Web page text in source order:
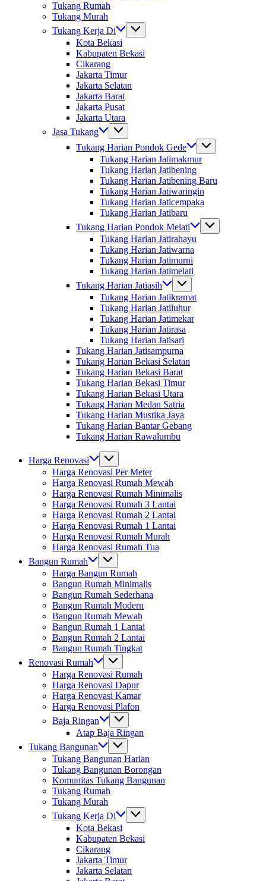
Tukang Rumah
Tukang Murah
Tukang Kerja Di
Kota Bekasi
Kabupaten Bekasi
Cikarang
Jakarta Timur
Jakarta Selatan
Jakarta Barat
Jakarta Pusat
Jakarta Utara
Jasa Tukang
Tukang Harian Pondok Gede
Tukang Harian Jatimakmur
Tukang Harian Jatibening
Tukang Harian Jatibening Baru
Tukang Harian Jatiwaringin
Tukang Harian Jaticempaka
Tukang Harian Jatibaru
Tukang Harian Pondok Melati
Tukang Harian Jatirahayu
Tukang Harian Jatiwarna
Tukang Harian Jatimurni
Tukang Harian Jatimelati
Tukang Harian Jatiasih
Tukang Harian Jatikramat
Tukang Harian Jatiluhur
Tukang Harian Jatimekar
Tukang Harian Jatirasa
Tukang Harian Jatisari
Tukang Harian Jatisampurna
Tukang Harian Bekasi Selatan
Tukang Harian Bekasi Barat
Tukang Harian Bekasi Timur
Tukang Harian Bekasi Utara
Tukang Harian Medan Satria
Tukang Harian Mustika Jaya
Tukang Harian Bantar Gebang
Tukang Harian Rawalumbu
Harga Renovasi
Harga Renovasi Per Meter
Harga Renovasi Rumah Mewah
Harga Renovasi Rumah Minimalis
Harga Renovasi Rumah 3 Lantai
Harga Renovasi Rumah 2 Lantai
Harga Renovasi Rumah 1 Lantai
Harga Renovasi Rumah Murah
Harga Renovasi Rumah Tua
Bangun Rumah
Harga Bangun Rumah
Bangun Rumah Minimalis
Bangun Rumah Sederhana
Bangun Rumah Modern
Bangun Rumah Mewah
Bangun Rumah 1 Lantai
Bangun Rumah 2 Lantai
Bangun Rumah Tingkat
Renovasi Rumah
Harga Renovasi Rumah
Harga Renovasi Dapur
Harga Renovasi Kamar
Harga Renovasi Plafon
Baja Ringan
Atap Baja Ringan
Tukang Bangunan
Tukang Bangunan Harian
Tukang Bangunan Borongan
Komunitas Tukang Bangunan
Tukang Rumah
Tukang Murah
Tukang Kerja Di
Kota Bekasi
Kabupaten Bekasi
Cikarang
Jakarta Timur
Jakarta Selatan